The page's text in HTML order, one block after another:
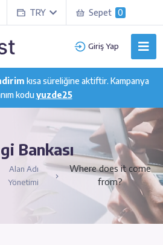
TRY Sepet 0
Giriş Yap
kısa süreliğine aktiftir. Kampanya
koduyuzde25
Bankası
Alan Adı
Yönetimi
Where does it come
from?